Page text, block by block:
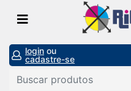
login ou
cadastre-se